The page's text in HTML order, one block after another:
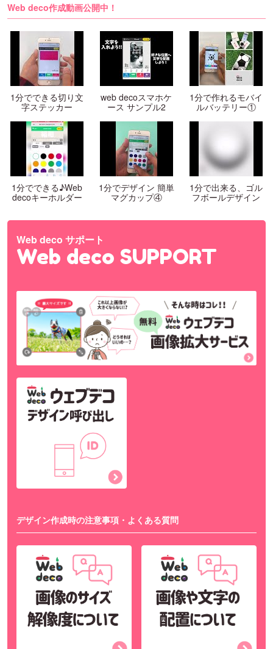
Web deco作成動画公開中！
1分でできる切り文
字ステッカー
web decoスマホケ
ース サンプル2
1分で作れるモバイ
ルバッテリー①
1分でできる♪Web
decoキーホルダー
1分でデザイン 簡単
マグカップ④
1分で出来る、ゴル
フボールデザイン
Web deco サポート
Web deco SUPPORT
デザイン作成時の注意事項・よくある質問